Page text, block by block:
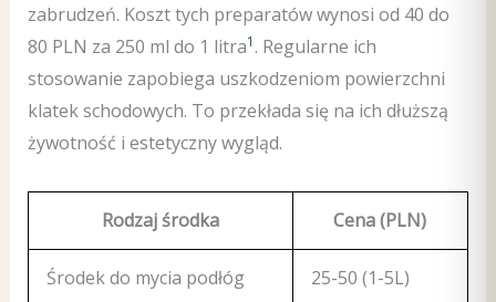
zabrudzeń. Koszt tych preparatów wynosi od 40 do
80 PLN za 250 ml do 1 litra1 . Regularne ich
stosowanie zapobiega uszkodzeniom powierzchni
klatek schodowych. To przekłada się na ich dłuższą
żywotność i estetyczny wygląd.
Rodzaj środka Cena (PLN)
Środek do mycia podłóg 25-50 (1-5L)